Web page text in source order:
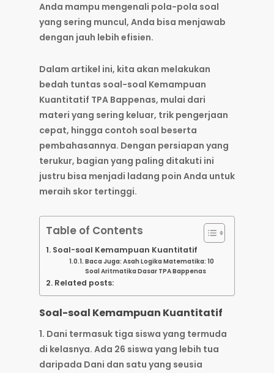
Anda mampu mengenali pola-pola soal
yang sering muncul, Anda bisa menjawab
dengan jauh lebih efisien.
Dalam artikel ini, kita akan melakukan
bedah tuntas soal-soal Kemampuan
Kuantitatif TPA Bappenas, mulai dari
materi yang sering keluar, trik pengerjaan
cepat, hingga contoh soal beserta
pembahasannya. Dengan persiapan yang
terukur, bagian yang paling ditakuti ini
justru bisa menjadi ladang poin Anda untuk
meraih skor tertinggi.
Table of Contents
Soal-soal Kemampuan Kuantitatif
Baca Juga: Asah Logika Matematika: 10
Soal Aritmatika Dasar TPA Bappenas
Related posts:
Soal-soal Kemampuan Kuantitatif
1. Dani termasuk tiga siswa yang termuda
di kelasnya. Ada 26 siswa yang lebih tua
daripada Dani dan satu yang seusia